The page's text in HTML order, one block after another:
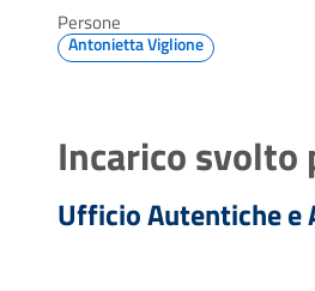
Persone
Antonietta Viglione
Incarico svolto
Ufficio Autentiche